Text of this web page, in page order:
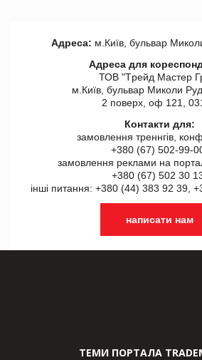
Адреса: м.Київ, бульвар
Адреса для
ТОВ "Tрейд Мастер
м.Київ, бульвар Миколи
2 поверх, оф 121,
Контакти для:
замовлення треннгів,
+380 (67) 502-99-
замовлення реклами на
+380 (67) 502 30
інші питання: +380 (44) 383 92 39,
написати нам
ТЕМИ ПОРТАЛА